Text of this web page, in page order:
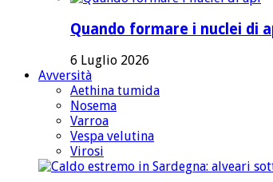
Quando formare i nuclei di
6 Luglio 2026
Avversità
Aethina tumida
Nosema
Varroa
Vespa velutina
Virosi